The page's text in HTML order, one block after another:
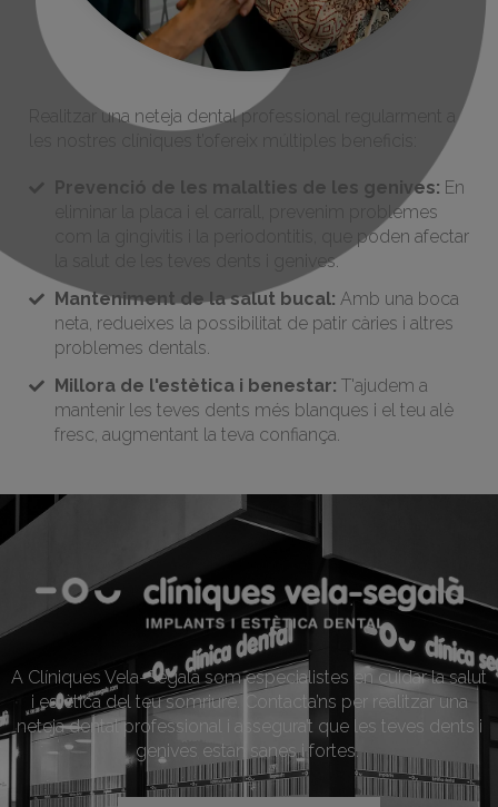
Realitzar una neteja dental professional regularment a
Prevenció de les malalties de les genives: En
eliminar la placa i el carrall, prevenim problemes
com la gingivitis i la periodontitis, que poden afectar
la salut de les teves dents i genives.
Manteniment de la salut bucal: Amb una boca
neta, redueixes la possibilitat de patir càries i altres
problemes dentals.
Millora de l'estètica i benestar: T'ajudem a
mantenir les teves dents més blanques i el teu alè
fresc, augmentant la teva confiança.
A Clíniques Vela-Segalà som especialistes en cuidar la salut
i estètica del teu somriure. Contacta’ns per realitzar una
neteja dental professional i assegura’t que les teves dents i
genives estan sanes i fortes.